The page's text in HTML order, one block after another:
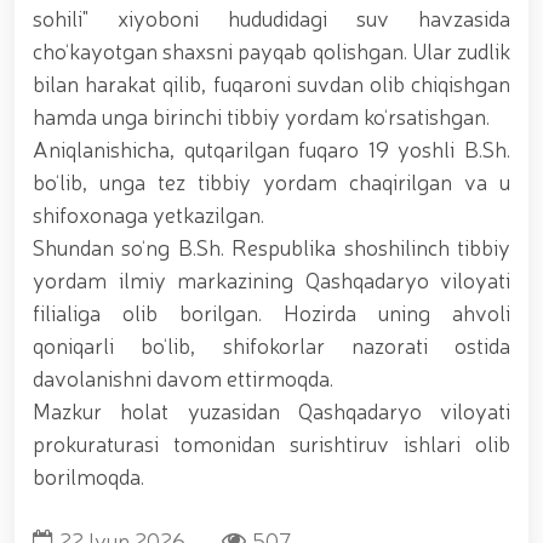
O‘zbekiston Milliy kino san'ati saroyida Milliy
gvardiya tizimidagi yoshlar bilan uchrashuv bo‘lib
o‘tdi. // Bayram kunlarida xavfsizlik toʻliq taʼminlandi
// Navroʻz shukuhi: otliq paradlar tashkil etildi //
“Navroʻzni ulugʻlash – insonni ulugʻlashdir!” shiori
ostida bayram sayli // Askarlar kasb-hunar
sertifikatlariga ega boʻldi // Qahramonlar xotirasi
yod etildi // Strandja turnirida Milliy gvardiya harbiy
xizmatchisi Navbahor Hamidova oltin medalni qoʻlga
kiritdi. // Iroda Ismoilova «Sodiq xizmatlari uchun»
medali bilan taqdirlandi. // O‘zbekiston Qurolli
Kuchlarida kibersport, dron va robot texnologiyalari
yo‘nalishlari rivojlantiriladi // Andijon viloyatida
Respublika ishchi guruhining yoshlar bilan uchrashuvi
tadbirlari doirasida muddatdi harbiy xizmatchilarga
sertifikatlar topshirildi. // Milliy gvardiya
qo‘mondoni, general-polkovnik B.Tashmatov
poytaxtimizdagi manzilli ishlari davomida yoshlar
bilan uchrashib, ular bilan ochiq muloqot o‘tkazdi. //
Farg‘ona viloyatida jinoyat sodir etishga moyil
sohili" xiyoboni hududidagi suv havzasida
cho‘kayotgan shaxsni payqab qolishgan. Ular zudlik
bilan harakat qilib, fuqaroni suvdan olib chiqishgan
hamda unga birinchi tibbiy yordam ko‘rsatishgan.
Aniqlanishicha, qutqarilgan fuqaro 19 yoshli B.Sh.
bo‘lib, unga tez tibbiy yordam chaqirilgan va u
shifoxonaga yetkazilgan.
Shundan so‘ng B.Sh. Respublika shoshilinch tibbiy
yordam ilmiy markazining Qashqadaryo viloyati
filialiga olib borilgan. Hozirda uning ahvoli
qoniqarli bo‘lib, shifokorlar nazorati ostida
davolanishni davom ettirmoqda.
Mazkur holat yuzasidan Qashqadaryo viloyati
prokuraturasi tomonidan surishtiruv ishlari olib
borilmoqda.